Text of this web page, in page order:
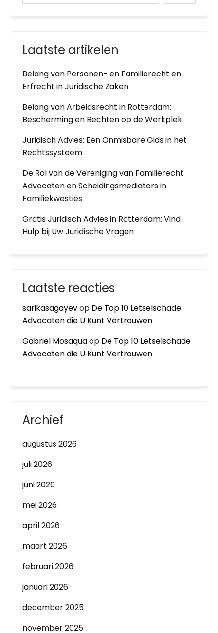
Laatste artikelen
Belang van Personen- en Familierecht en
Erfrecht in Juridische Zaken
Belang van Arbeidsrecht in Rotterdam:
Bescherming en Rechten op de Werkplek
Juridisch Advies: Een Onmisbare Gids in het
Rechtssysteem
De Rol van de Vereniging van Familierecht
Advocaten en Scheidingsmediators in
Familiekwesties
Gratis Juridisch Advies in Rotterdam: Vind
Hulp bij Uw Juridische Vragen
Laatste reacties
sarikasagayevop De Top 10 Letselschade
Advocaten die U Kunt Vertrouwen
Gabriel Mosaquaop De Top 10 Letselschade
Advocaten die U Kunt Vertrouwen
Archief
augustus 2026
juli 2026
juni 2026
mei 2026
april 2026
maart 2026
februari 2026
januari 2026
december 2025
november 2025